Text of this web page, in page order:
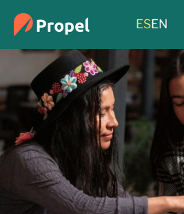
ESEN